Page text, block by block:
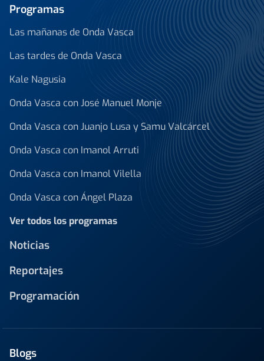
Programas
Las mañanas de Onda Vasca
Las tardes de Onda Vasca
Kale Nagusia
Onda Vasca con José Manuel Monje
Onda Vasca con Juanjo Lusa y Samu Valcárcel
Onda Vasca con Imanol Arruti
Onda Vasca con Imanol Vilella
Onda Vasca con Ángel Plaza
Ver todos los programas
Noticias
Reportajes
Programación
Blogs